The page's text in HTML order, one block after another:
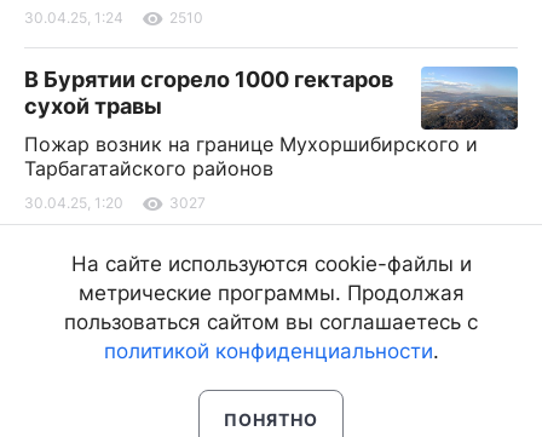
30.04.25, 1:24 2510
В Бурятии сгорело 1000 гектаров
сухой травы
Пожар возник на границе Мухоршибирского и
Тарбагатайского районов
30.04.25, 1:20 3027
Жители Бурятии активно
консультируются с ИИ по
практическим вопросам
30.04.25, 1:12 617
На сайте используются cookie-файлы и
метрические программы. Продолжая
пользоваться сайтом вы соглашаетесь с
политикой конфиденциальности.
ПОНЯТНО